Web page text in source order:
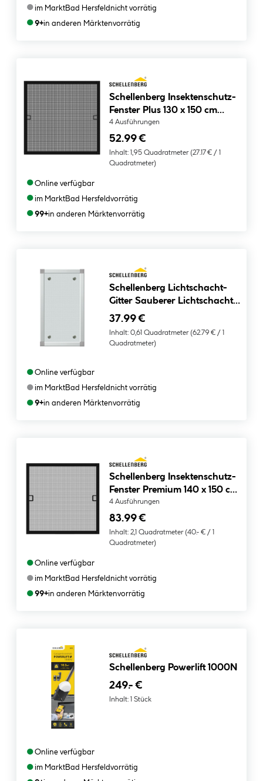
●im MarktBad Hersfeldnicht vorrätig
●9+in anderen Märktenvorrätig
Schellenberg Insektenschutz-
Fenster Plus 130 x 150 cm
anthrazit
4 Ausführungen
52.99 €
Inhalt: 1,95 Quadratmeter (27.17 € / 1
Quadratmeter)
●Online verfügbar
●im MarktBad Hersfeldvorrätig
●99+in anderen Märktenvorrätig
Schellenberg Lichtschacht-
Gitter Sauberer Lichtschacht
Aluminium 55 x 110 cm
37.99 €
Inhalt: 0,61 Quadratmeter (62.79 € / 1
Quadratmeter)
●Online verfügbar
●im MarktBad Hersfeldnicht vorrätig
●9+in anderen Märktenvorrätig
Schellenberg Insektenschutz-
Fenster Premium 140 x 150 cm
anthrazit
4 Ausführungen
83.99 €
Inhalt: 2,1 Quadratmeter (40.- € / 1
Quadratmeter)
●Online verfügbar
●im MarktBad Hersfeldnicht vorrätig
●99+in anderen Märktenvorrätig
Schellenberg Powerlift 1000N
249.- €
Inhalt: 1 Stück
●Online verfügbar
●im MarktBad Hersfeldvorrätig